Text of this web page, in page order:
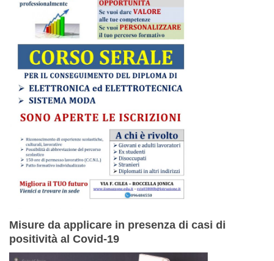
Misure da applicare in presenza di casi di
positività al Covid-19